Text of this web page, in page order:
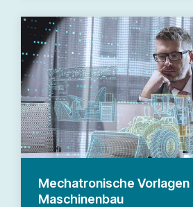
Mechatronische Vorlagen
Maschinenbau